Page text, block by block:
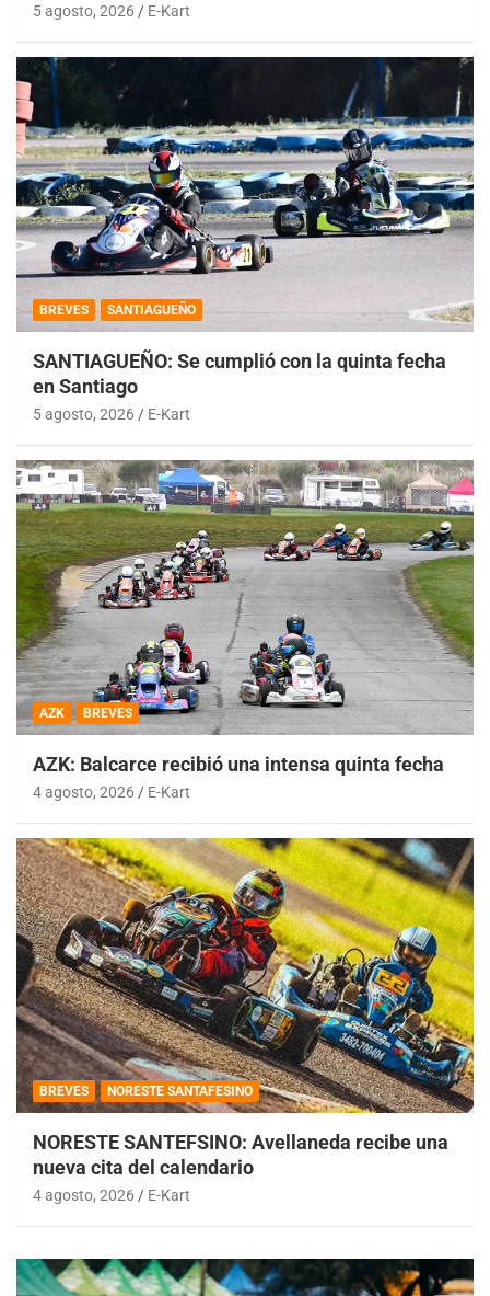
5 agosto, 2026 E-Kart
BREVES SANTIAGUEÑO
SANTIAGUEÑO: Se cumplió con la quinta fecha
en Santiago
5 agosto, 2026 E-Kart
AZK BREVES
AZK: Balcarce recibió una intensa quinta fecha
4 agosto, 2026 E-Kart
BREVES NORESTE SANTAFESINO
NORESTE SANTEFSINO: Avellaneda recibe una
nueva cita del calendario
4 agosto, 2026 E-Kart